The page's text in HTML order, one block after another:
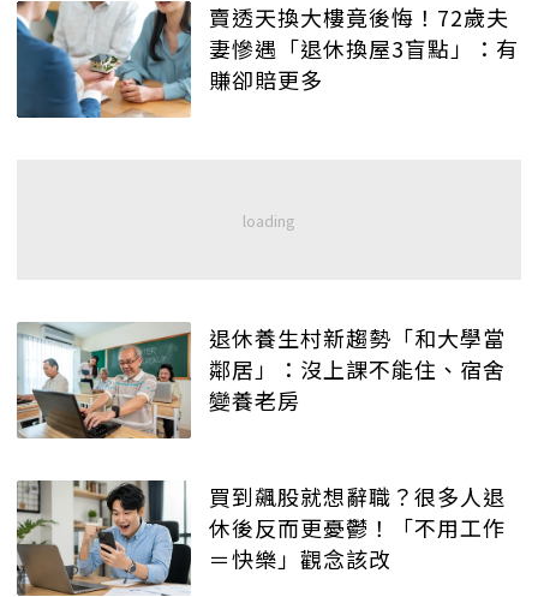
賣透天換大樓竟後悔！72歲夫
妻慘遇「退休換屋3盲點」：有
賺卻賠更多
退休養生村新趨勢「和大學當
鄰居」：沒上課不能住、宿舍
變養老房
買到飆股就想辭職？很多人退
休後反而更憂鬱！「不用工作
＝快樂」觀念該改